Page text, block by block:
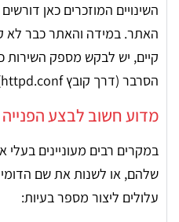
השינויים המוזכרים כאן
האתר. במידה והאתר כבר לא
קיים, יש לבקש מספק השירות
הסרבר (דרך קובץ httpd.conf).
מדוע חשוב לבצע
במקרים רבים מעוניינים
שלהם, או לשנות את שם
עלולים ליצור מספר בעיות: